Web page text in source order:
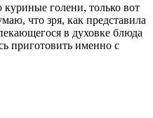
голени, только вот
что зря, как представила
в духовке блюда
приготовить именно с